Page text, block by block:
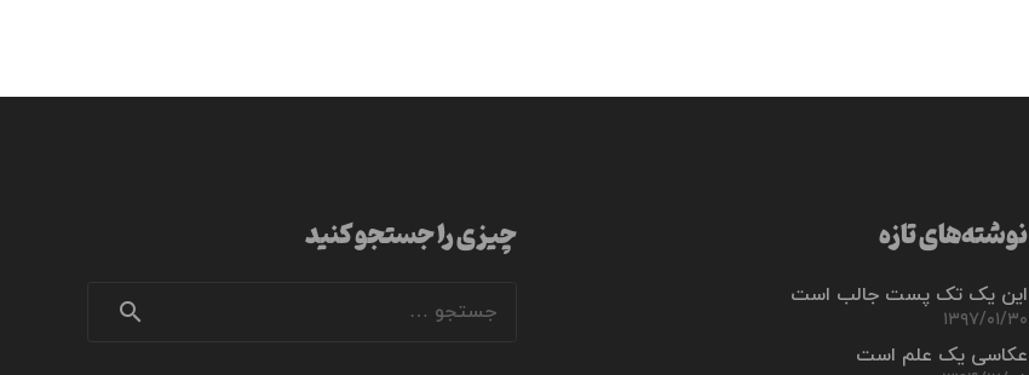
نوشته‌های تازه
این یک تک پست جالب است
۱۳۹۷/۰۱/۳۰
عکاسی یک علم است
چیزی را جستجو کنید
برای: